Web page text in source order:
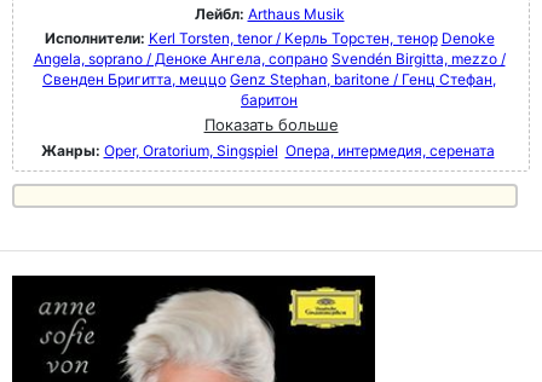
Лейбл: Arthaus Musik
Исполнители: Kerl Torsten, tenor / Керль Торстен, тенор Denoke
Angela, soprano / Деноке Ангела, сопрано Svendén Birgitta, mezzo /
Свенден Бригитта, меццо Genz Stephan, baritone / Генц Стефан,
баритон
Показать больше
Жанры: Oper, Oratorium, Singspiel Опера, интермедия, серената